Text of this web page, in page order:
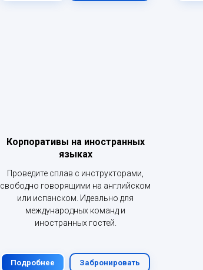
Корпоративы на иностранных
языках
Проведите сплав с инструкторами,
свободно говорящими на английском
или испанском. Идеально для
международных команд и
иностранных гостей.
Подробнее Забронировать